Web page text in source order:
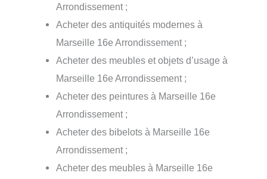
Arrondissement ;
Acheter des antiquités modernes à
Marseille 16e Arrondissement ;
Acheter des meubles et objets d’usage à
Marseille 16e Arrondissement ;
Acheter des peintures à Marseille 16e
Arrondissement ;
Acheter des bibelots à Marseille 16e
Arrondissement ;
Acheter des meubles à Marseille 16e